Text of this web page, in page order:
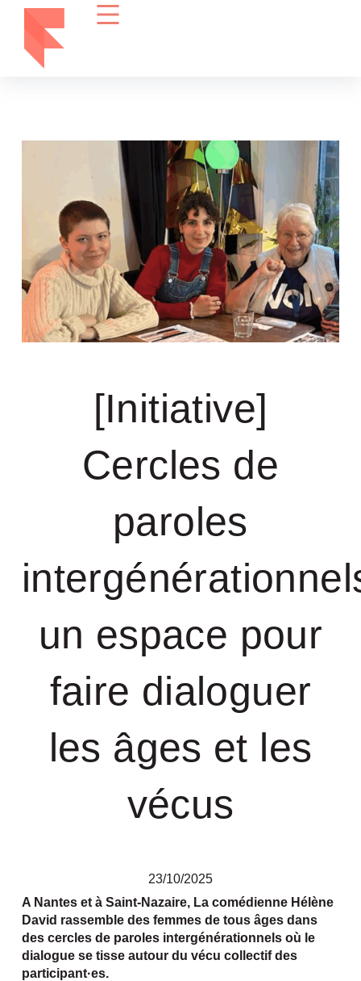
[Initiative]
Cercles de
paroles
un espace pour
faire dialoguer
les âges et les
vécus
23/10/2025
A Nantes et à Saint-Nazaire, La comédienne Hélène
David rassemble des femmes de tous âges dans
des cercles de paroles intergénérationnels où le
dialogue se tisse autour du vécu collectif des
participant·es.